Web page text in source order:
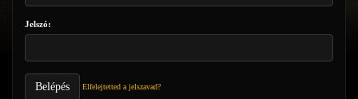
Jelszó:
Belépés Elfelejtetted a jelszavad?